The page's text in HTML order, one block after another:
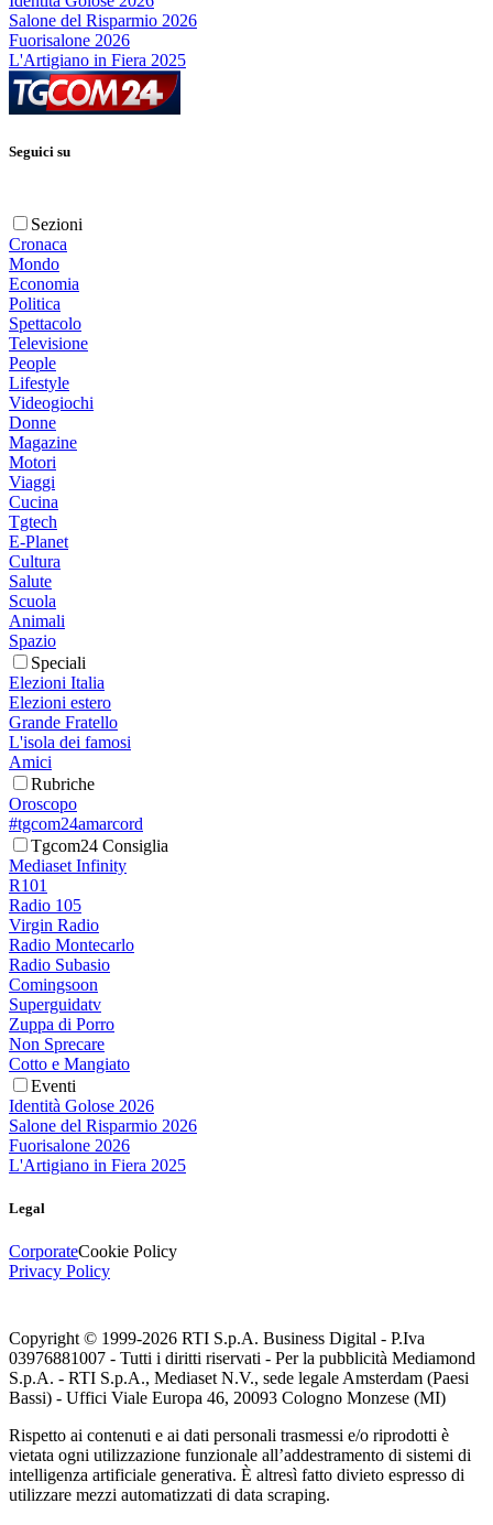
Salone del Risparmio 2026
Fuorisalone 2026
L'Artigiano in Fiera 2025
Seguici su
Sezioni
Cronaca
Mondo
Economia
Politica
Spettacolo
Televisione
People
Lifestyle
Videogiochi
Donne
Magazine
Motori
Viaggi
Cucina
Tgtech
E-Planet
Cultura
Salute
Scuola
Animali
Spazio
Speciali
Elezioni Italia
Elezioni estero
Grande Fratello
L'isola dei famosi
Amici
Rubriche
Oroscopo
#tgcom24amarcord
Tgcom24 Consiglia
Mediaset Infinity
R101
Radio 105
Virgin Radio
Radio Montecarlo
Radio Subasio
Comingsoon
Superguidatv
Zuppa di Porro
Non Sprecare
Cotto e Mangiato
Eventi
Identità Golose 2026
Salone del Risparmio 2026
Fuorisalone 2026
L'Artigiano in Fiera 2025
Legal
CorporateCookie Policy
Privacy Policy
Copyright © 1999-2026 RTI S.p.A. Business Digital - P.Iva
03976881007 - Tutti i diritti riservati - Per la pubblicità Mediamond
S.p.A. - RTI S.p.A., Mediaset N.V., sede legale Amsterdam (Paesi
Bassi) - Uffici Viale Europa 46, 20093 Cologno Monzese (MI)
Rispetto ai contenuti e ai dati personali trasmessi e/o riprodotti è
vietata ogni utilizzazione funzionale all’addestramento di sistemi di
intelligenza artificiale generativa. È altresì fatto divieto espresso di
utilizzare mezzi automatizzati di data scraping.